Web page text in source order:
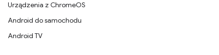
Urządzenia z ChromeOS
Android do samochodu
Android TV